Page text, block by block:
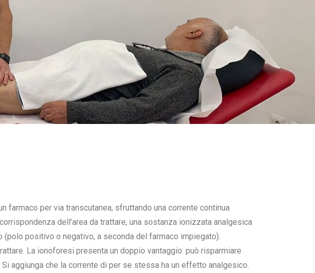
per via transcutanea, sfruttando una corrente continua
dell’area da trattare, una sostanza ionizzata analgesica
positivo o negativo, a seconda del farmaco impiegato).
La ionoforesi presenta un doppio vantaggio: può risparmiare
aggiunga che la corrente di per se stessa ha un effetto analgesico.